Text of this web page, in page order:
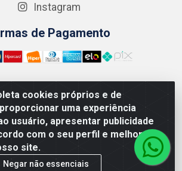
cookies próprios e de
uma experiência
usuário, apresentar publicidade
com o seu perfil e melhorar a
site.
Negar não essenciais
Instagram
de Pagamento
DE PRODUTOS ALIMENTICIOS
FEIJÃO, 721 PENHA CIRCULAR/RJ -
CNPJ: 15.796.122/0001-03